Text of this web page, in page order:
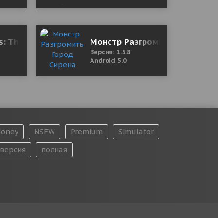
The Legend 1.0.1 Мод (полная версия)
Монстр Разгромить Город
Версия: 1.5.8
Android 5.0
NSFW Premium
Simulator
версия
полная